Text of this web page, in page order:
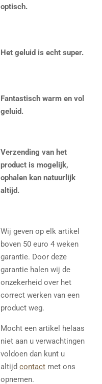
optisch.
Het geluid is echt super.
Fantastisch warm en vol
geluid.
Verzending van het
product is mogelijk,
ophalen kan natuurlijk
altijd.
Wij geven op elk artikel
boven 50 euro 4 weken
garantie. Door deze
garantie halen wij de
onzekerheid over het
correct werken van een
product weg.
Mocht een artikel helaas
niet aan u verwachtingen
voldoen dan kunt u
altijd contact met ons
opnemen.